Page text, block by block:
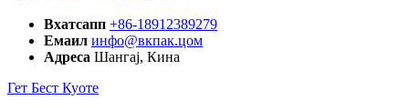
Вхатсапп +86-18912389279
Емаил инфо@вкпак.цом
Адреса Шангај, Кина
Гет Бест Куоте